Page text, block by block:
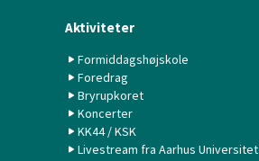
Aktiviteter
Formiddagshøjskole
Foredrag
Bryrupkoret
Koncerter
KK44 / KSK
Livestream fra Aarhus Universitet